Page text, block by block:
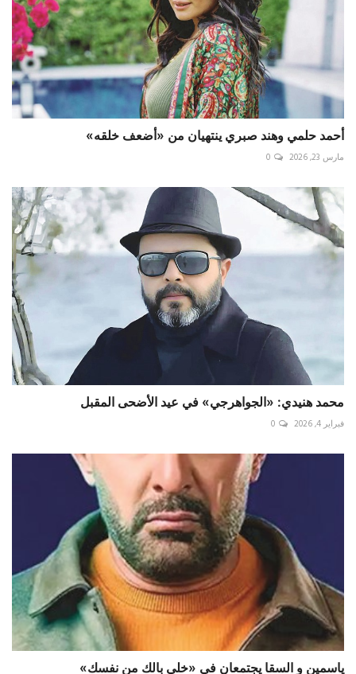
أحمد حلمي وهند صبري ينتهيان من «أضعف خلقه»
مارس 23, 2026 0
محمد هنيدي: «الجواهرجي» في عيد الأضحى المقبل
فبراير 4, 2026 0
ياسمين و السقا يجتمعان في «خلي بالك من نفسك»